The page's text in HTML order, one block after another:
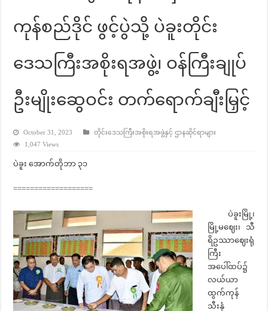
ကုန်စည်ဒိုင် ဖွင့်ပွဲသို့ ပဲခူးတိုင်း
ဒေသကြီးအစိုးရအဖွဲ့၊ ဝန်ကြီးချုပ်
ဦးမျိုးဆွေဝင်း တက်ရောက်ချီးမြှင့်
October 31, 2023
တိုင်းဒေသကြီးအစိုးရအဖွဲ့နှင့် ဌာနဆိုင်ရာများ
1,047 Views
ပဲခူး အောက်တိုဘာ ၃၁
===================
ပဲခူးမြို့၊
မြို့မဈေး၊ သီ
ရိဥဿာဈေးရုံ
ကြီး
အပေါ်ထပ်၌
လယ်ယာ
ထွက်ကုန်
သီးနှံ